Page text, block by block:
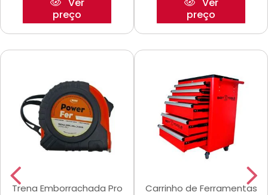
preço
preço
Trena Emborrachada Pro
Carrinho de Ferramentas